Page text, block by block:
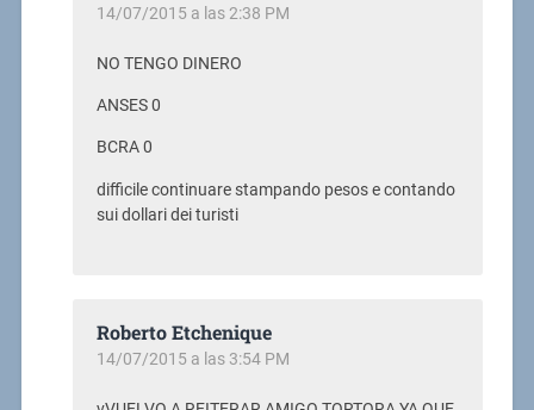
14/07/2015 a las 2:38 PM
NO TENGO DINERO
ANSES 0
BCRA 0
difficile continuare stampando pesos e contando
sui dollari dei turisti
Roberto Etchenique
14/07/2015 a las 3:54 PM